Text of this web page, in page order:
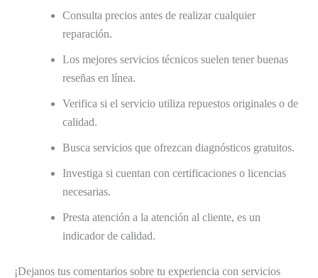
Consulta precios antes de realizar cualquier
reparación.
Los mejores servicios técnicos suelen tener buenas
reseñas en línea.
Verifica si el servicio utiliza repuestos originales o de
calidad.
Busca servicios que ofrezcan diagnósticos gratuitos.
Investiga si cuentan con certificaciones o licencias
necesarias.
Presta atención a la atención al cliente, es un
indicador de calidad.
¡Dejanos tus comentarios sobre tu experiencia con servicios